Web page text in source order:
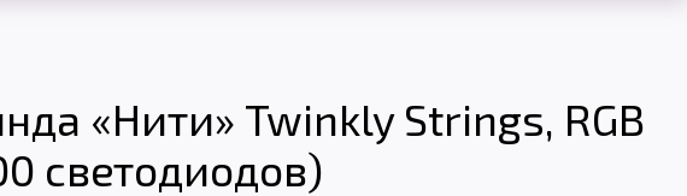
«Нити» Twinkly Strings, RGB
светодиодов)